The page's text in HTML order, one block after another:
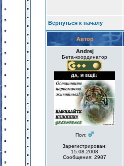
Вернуться к началу
Автор
Andrej
Бета-координатор
Пол:
Зарегистрирован:
15.08.2008
Сообщения: 2987